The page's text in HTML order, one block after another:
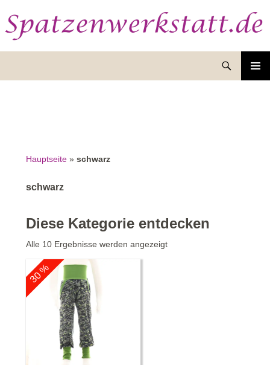
Hauptseite» schwarz
schwarz
Diese Kategorie entdecken
Alle 10 Ergebnisse werden angezeigtNach
30 %